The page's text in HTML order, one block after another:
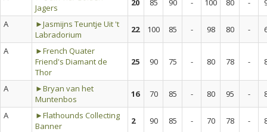
Jagers
20 85 90 - 100 80 -
A
►Jasmijns Teuntje Uit 't
Labradorium
22 100 85 - 98 80 -
A
►French Quater
Friend's Diamant de
Thor
25 90 75 - 80 78 -
A
►Bryan van het
Muntenbos
16 70 85 - 80 95 -
A
►Flathounds Collecting
Banner
2 90 85 - 70 78 -